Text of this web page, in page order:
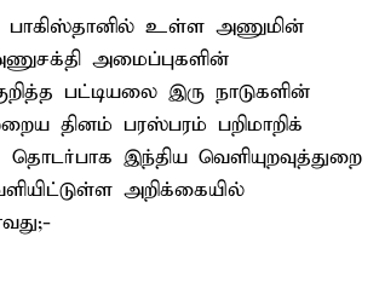
பாகிஸ்தானில் உள்ள அணுமின்
அமைப்புகளின்
பட்டியலை இரு நாடுகளின்
தினம் பரஸ்பரம் பறிமாறிக்
இந்திய வெளியுறவுத்துறை
அறிக்கையில்